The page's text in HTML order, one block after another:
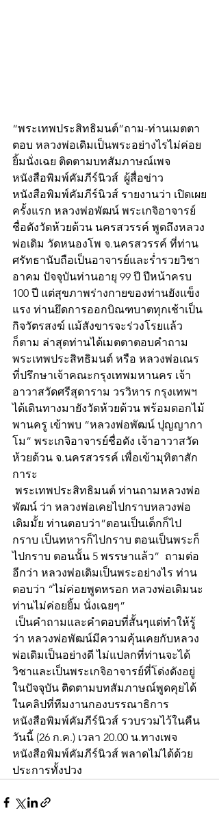
“พระเทพประสิทธิมนต์”ถาม-ท่านเมตตา
ตอบ หลวงพ่อเดิมเป็นพระอย่างไรไม่ค่อย
ยิ้มนั่งเฉย ติดตามบทสัมภาษณ์เพจ
หนังสือพิมพ์คัมภีร์นิวส์  ผู้สื่อข่าว
หนังสือพิมพ์คัมภีร์นิวส์ รายงานว่า เปิดเผย
ครั้งแรก หลวงพ่อพัฒน์ พระเกจิอาจารย์
ชื่อดังวัดห้วยด้วน นครสวรรค์ พูดถึงหลวง
พ่อเดิม วัดหนองโพ จ.นครสวรรค์ ที่ท่าน
ศรัทธานับถือเป็นอาจารย์และร่ำรวยวิชา
อาคม ปัจจุบันท่านอายุ 99 ปี ปีหน้าครบ
100 ปี แต่สุขภาพร่างกายของท่านยังแข็ง
แรง ท่านยึดการออกบิณฑบาตทุกเช้าเป็น
กิจวัตรสงฆ์ แม้สังขารจะร่วงโรยแล้ว
ก็ตาม ล่าสุดท่านได้เมตตาตอบคำถาม
พระเทพประสิทธิมนต์ หรือ หลวงพ่อเณร
ที่ปรึกษาเจ้าคณะกรุงเทพมหานคร เจ้า
อาวาสวัดศรีสุดาราม วรวิหาร กรุงเทพฯ
ได้เดินทางมายังวัดห้วยด้วน พร้อมดอกไม้
พานครู เข้าพบ “หลวงพ่อพัฒน์ ปุญญากา
โม” พระเกจิอาจารย์ชื่อดัง เจ้าอาวาสวัด
ห้วยด้วน จ.นครสวรรค์ เพื่อเข้ามุทิตาสัก
การะ
พัฒน์ ว่า หลวงพ่อเคยไปกราบหลวงพ่อ
เดิมมั้ย ท่านตอบว่า”ตอนเป็นเด็กก็ไป
กราบ เป็นทหารก็ไปกราบ ตอนเป็นพระก็
ไปกราบ ตอนนั้น 5 พรรษาแล้ว”  ถามต่อ
อีกว่า หลวงพ่อเดิมเป็นพระอย่างไร ท่าน
ตอบว่า “ไม่ค่อยพูดหรอก หลวงพ่อเดิมนะ
ท่านไม่ค่อยยิ้ม นั่งเฉยๆ”
ว่า หลวงพ่อพัฒน์มีความคุ้นเคยกับหลวง
พ่อเดิมเป็นอย่างดี ไม่แปลกที่ท่านจะได้
วิชาและเป็นพระเกจิอาจารย์ที่โด่งดังอยู่
ในปัจจุบัน ติดตามบทสัมภาษณ์พูดคุยได้
ในคลิปที่ทีมงานกองบรรณาธิการ
หนังสือพิมพ์คัมภีร์นิวส์ รวบรวมไว้ในคืน
วันนี้ (26 ก.ค.) เวลา 20.00 น.ทางเพจ
หนังสือพิมพ์คัมภีร์นิวส์ พลาดไม่ได้ด้วย
ประการทั้งปวง